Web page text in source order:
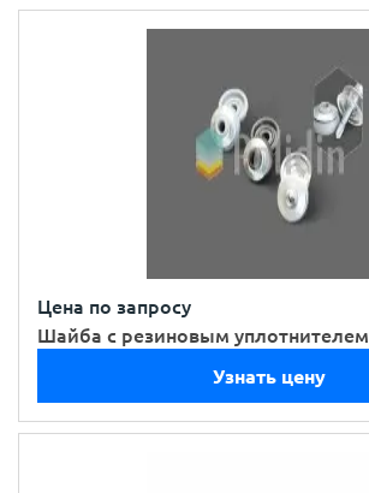
Цена по запросу
Шайба с резиновым уплотнителем
Узнать цену